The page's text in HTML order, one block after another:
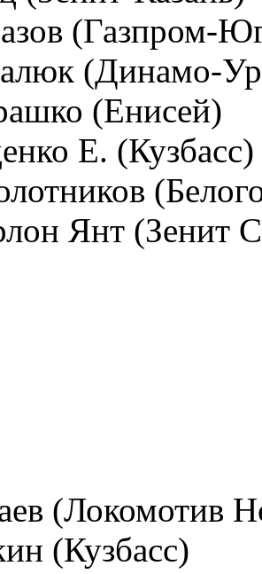
(Газпром-
(Динамо-
(Енисей)
Е. (Кузбасс)
Янт (Зенит
(Локомотив
(Кузбасс)